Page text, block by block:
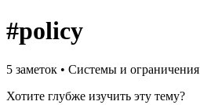
#policy
5 заметок • Системы и ограничения
Хотите глубже изучить эту тему?